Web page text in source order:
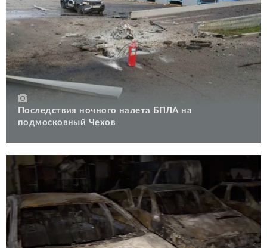
Последствия ночного налета БПЛА на
подмосковный Чехов